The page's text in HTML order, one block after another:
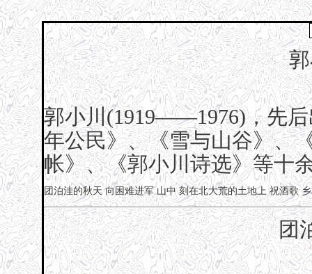
郭小川(1919——1976)，先
年公民》、《雪与山谷》
帐》、《郭小川诗选》等十
团泊洼的秋天 向困难进军 山中 刻在北大荒的土地上 祝酒歌
团